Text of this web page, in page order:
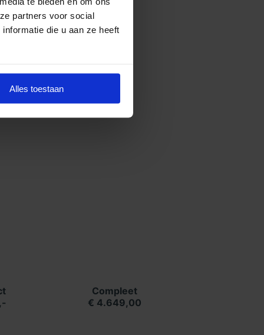
partners voor social
die u aan ze heeft
Alles toestaan
Compleet
€ 4.649,00